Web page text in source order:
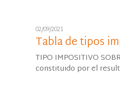
02/09/2021
Tabla de tipos
TIPO IMPOSITIVO
constituido por el